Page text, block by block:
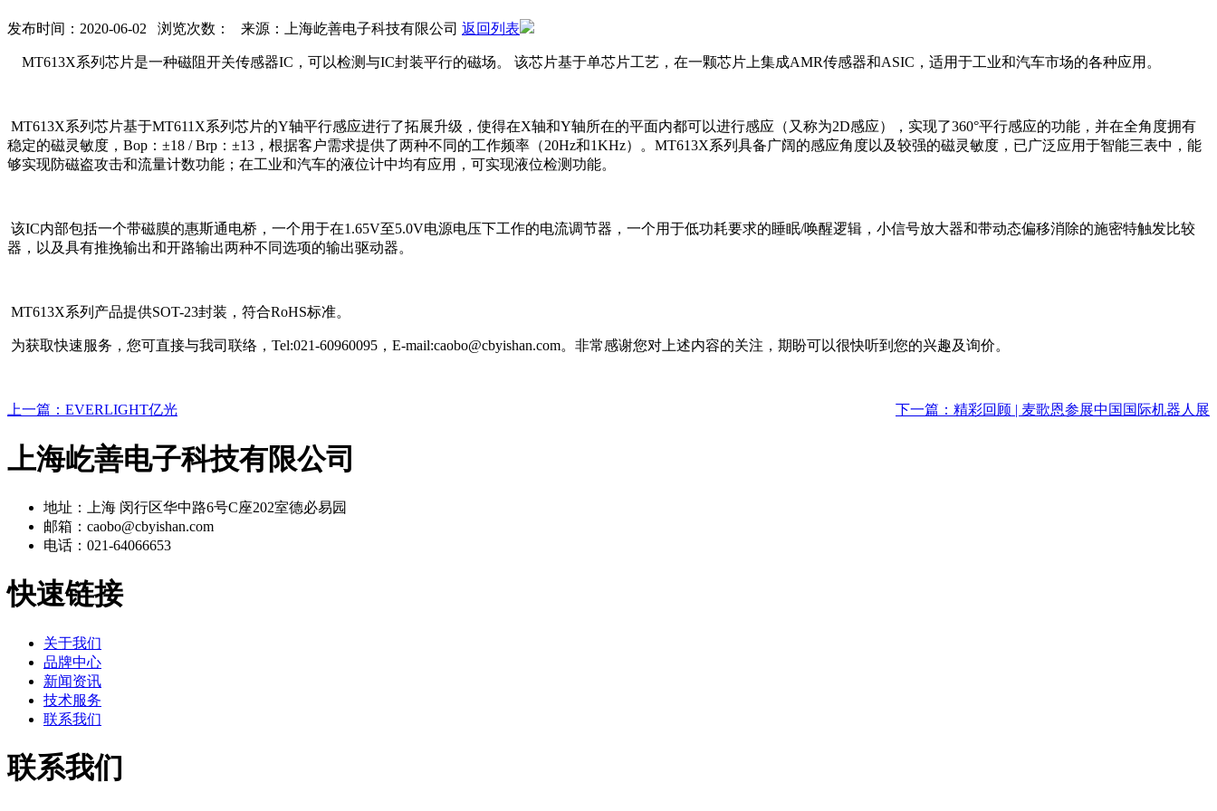
发布时间：2020-06-02 浏览次数： 来源：上海屹善电子科技有限公司 返回列表
MT613X系列芯片是一种磁阻开关传感器IC，可以检测与IC封装平行的磁场。 该芯片基于单芯片工艺，在一颗芯片上集成AMR传感器和ASIC，适用于工业和汽车市场的各种应用。
MT613X系列芯片基于MT611X系列芯片的Y轴平行感应进行了拓展升级，使得在X轴和Y轴所在的平面内都可以进行感应（又称为2D感应），实现了360°平行感应的功能，并在全角度拥有
稳定的磁灵敏度，Bop：±18 / Brp：±13，根据客户需求提供了两种不同的工作频率（20Hz和1KHz）。MT613X系列具备广阔的感应角度以及较强的磁灵敏度，已广泛应用于智能三表中，能
够实现防磁盗攻击和流量计数功能；在工业和汽车的液位计中均有应用，可实现液位检测功能。
该IC内部包括一个带磁膜的惠斯通电桥，一个用于在1.65V至5.0V电源电压下工作的电流调节器，一个用于低功耗要求的睡眠/唤醒逻辑，小信号放大器和带动态偏移消除的施密特触发比较
器，以及具有推挽输出和开路输出两种不同选项的输出驱动器。
MT613X系列产品提供SOT-23封装，符合RoHS标准。
为获取快速服务，您可直接与我司联络，Tel:021-60960095，E-mail:caobo@cbyishan.com。非常感谢您对上述内容的关注，期盼可以很快听到您的兴趣及询价。
上一篇： EVERLIGHT亿光 下一篇： 精彩回顾 | 麦歌恩参展中国国际机器人展
上海屹善电子科技有限公司
地址：上海 闵行区华中路6号C座202室德必易园
邮箱：caobo@cbyishan.com
电话：021-64066653
快速链接
关于我们
品牌中心
新闻资讯
技术服务
联系我们
联系我们